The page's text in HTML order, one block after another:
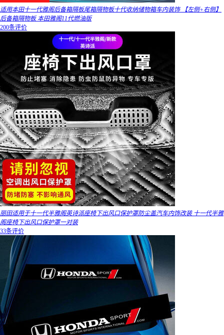
适用本田十一代雅阁后备箱隔板尾箱隔物板十代收纳储物箱车内装饰 【左侧+右侧】
后备箱隔物板 本田雅阁11代燃油版
200条评价
丽田适用于十一代半雅阁英诗派座椅下出风口保护罩防尘盖汽车内饰改装 十一代半雅
阁座椅下出风口保护罩一对装
33条评价